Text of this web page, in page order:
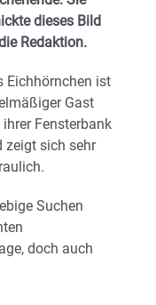
dieses Bild
Redaktion.
Eichhörnchen ist
Gast
Fensterbank
zeigt sich sehr
Suchen
doch auch